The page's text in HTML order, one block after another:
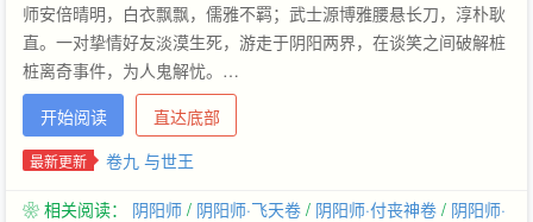
师安倍晴明，白衣飘飘，儒雅不羁；武士源博雅腰悬长刀，淳朴耿
直。一对挚情好友淡漠生死，游走于阴阳两界，在谈笑之间破解桩
桩离奇事件，为人鬼解忧。…
开始阅读
直达底部
最新更新 卷九 与世王
❀ 相关阅读： 阴阳师 / 阴阳师·飞天卷 / 阴阳师·付丧神卷 / 阴阳师·